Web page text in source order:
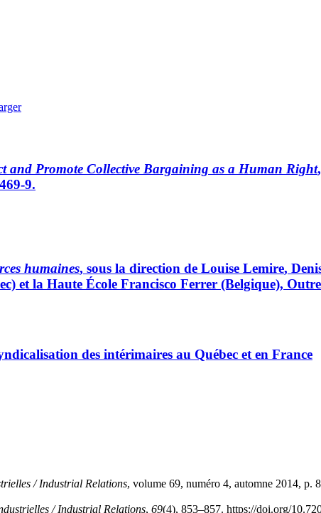
and Promote Collective Bargaining as a Human Right
9.
humaines, sous la direction de Louise Lemire,
et la Haute École Francisco Ferrer (Belgique),
des intérimaires au Québec et en France
/ Industrial Relations, volume 69, numéro 4, automne 2014, p.
/ Industrial Relations, 69(4), 853–857. https://doi.org/